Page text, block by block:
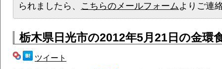
られましたら、 こちらのメールフォームよりご連
栃木県日光市の2012年5月21日の金環
ツイート